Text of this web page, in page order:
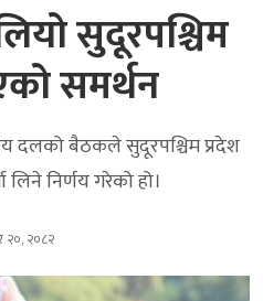
सुदूरपश्चिम
समर्थन
दलको बैठकले सुदूरपश्चिम प्रदेश
निर्णय गरेको हो।
२०, २०८२